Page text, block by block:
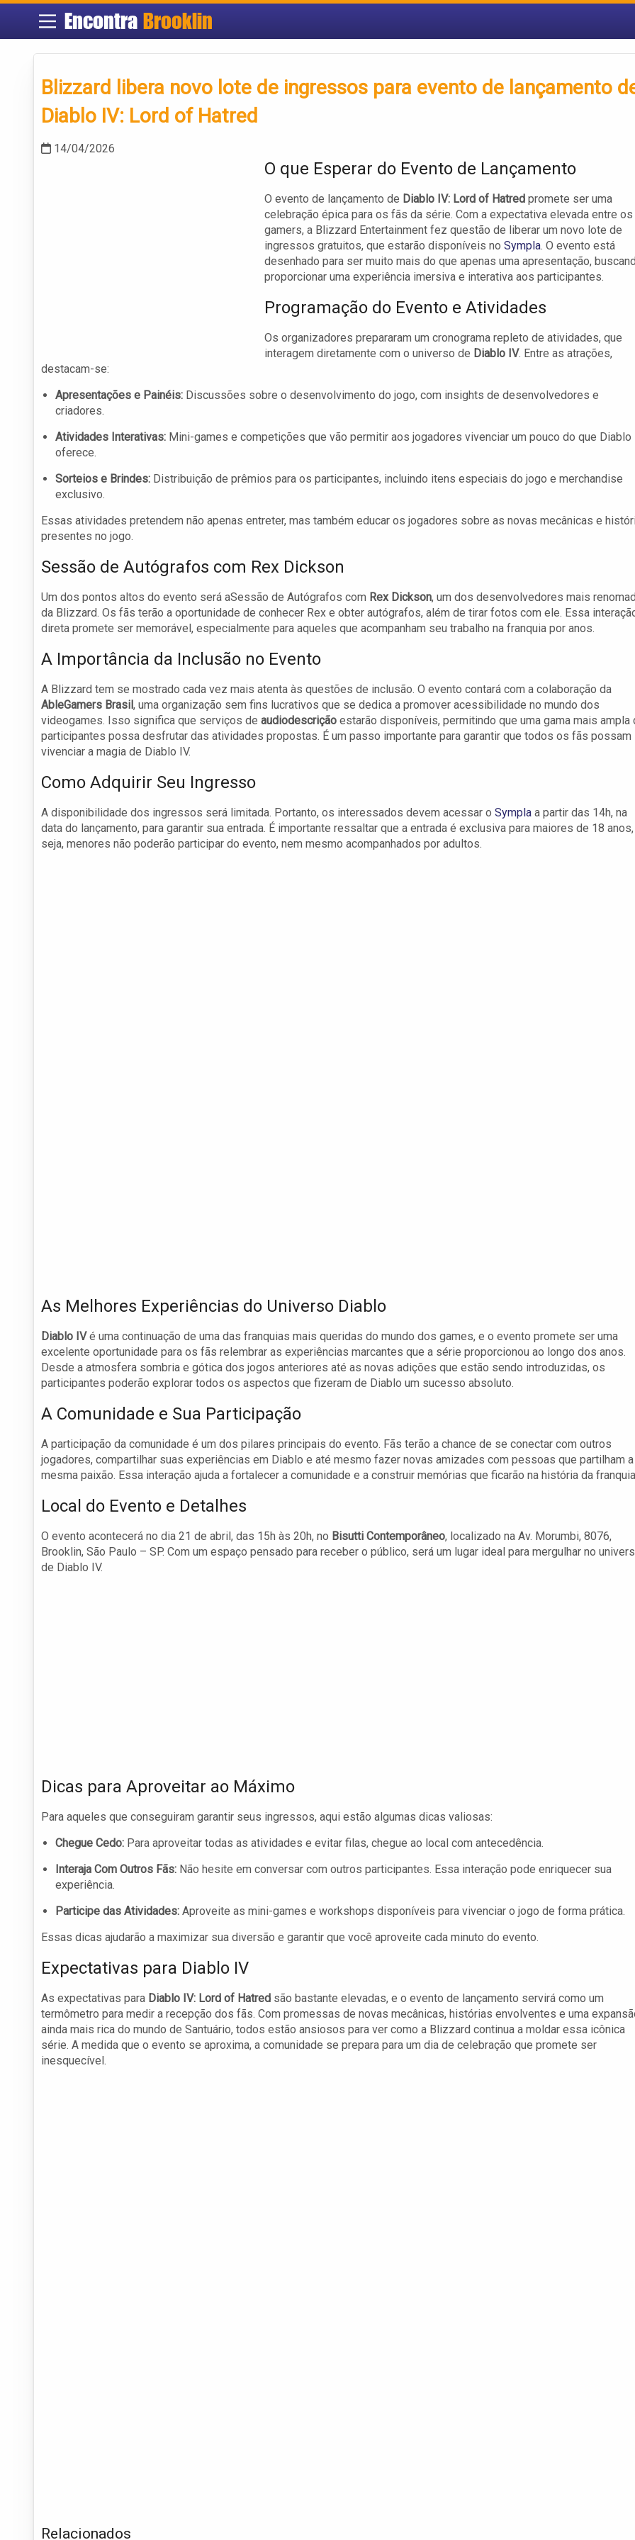
Encontra Brooklin
Blizzard libera novo lote de ingressos para evento de lançamento
Diablo IV: Lord of Hatred
14/04/2026
O que Esperar do Evento de Lançamento
O evento de lançamento de Diablo IV: Lord of Hatred promete ser uma
celebração épica para os fãs da série. Com a expectativa elevada entre os
gamers, a Blizzard Entertainment fez questão de liberar um novo lote de
ingressos gratuitos, que estarão disponíveis no Sympla. O evento está
desenhado para ser muito mais do que apenas uma apresentação,
proporcionar uma experiência imersiva e interativa aos participantes.
Programação do Evento e Atividades
Os organizadores prepararam um cronograma repleto de atividades, que
interagem diretamente com o universo de Diablo IV. Entre as atrações,
destacam-se:
Apresentações e Painéis: Discussões sobre o desenvolvimento do jogo, com insights de desenvolvedores e
criadores.
Atividades Interativas: Mini-games e competições que vão permitir aos jogadores vivenciar um pouco do que Diablo
oferece.
Sorteios e Brindes: Distribuição de prêmios para os participantes, incluindo itens especiais do jogo e merchandise
exclusivo.
Essas atividades pretendem não apenas entreter, mas também educar os jogadores sobre as novas mecânicas e
presentes no jogo.
Sessão de Autógrafos com Rex Dickson
Um dos pontos altos do evento será aSessão de Autógrafos com Rex Dickson, um dos desenvolvedores mais
da Blizzard. Os fãs terão a oportunidade de conhecer Rex e obter autógrafos, além de tirar fotos com ele. Essa
direta promete ser memorável, especialmente para aqueles que acompanham seu trabalho na franquia por anos.
A Importância da Inclusão no Evento
A Blizzard tem se mostrado cada vez mais atenta às questões de inclusão. O evento contará com a colaboração da
AbleGamers Brasil , uma organização sem fins lucrativos que se dedica a promover acessibilidade no mundo dos
videogames. Isso significa que serviços de audiodescrição estarão disponíveis, permitindo que uma gama mais ampla
participantes possa desfrutar das atividades propostas. É um passo importante para garantir que todos os fãs possam
vivenciar a magia de Diablo IV.
Como Adquirir Seu Ingresso
A disponibilidade dos ingressos será limitada. Portanto, os interessados devem acessar o Sympla a partir das 14h, na
data do lançamento, para garantir sua entrada. É importante ressaltar que a entrada é exclusiva para maiores de 18
seja, menores não poderão participar do evento, nem mesmo acompanhados por adultos.
As Melhores Experiências do Universo Diablo
Diablo IVé uma continuação de uma das franquias mais queridas do mundo dos games, e o evento promete ser uma
excelente oportunidade para os fãs relembrar as experiências marcantes que a série proporcionou ao longo dos anos.
Desde a atmosfera sombria e gótica dos jogos anteriores até as novas adições que estão sendo introduzidas, os
participantes poderão explorar todos os aspectos que fizeram de Diablo um sucesso absoluto.
A Comunidade e Sua Participação
A participação da comunidade é um dos pilares principais do evento. Fãs terão a chance de se conectar com outros
jogadores, compartilhar suas experiências em Diablo e até mesmo fazer novas amizades com pessoas que partilham a
mesma paixão. Essa interação ajuda a fortalecer a comunidade e a construir memórias que ficarão na história da
Local do Evento e Detalhes
O evento acontecerá no dia 21 de abril, das 15h às 20h, no Bisutti Contemporâneo, localizado na Av. Morumbi, 8076,
Brooklin, São Paulo – SP. Com um espaço pensado para receber o público, será um lugar ideal para mergulhar no
de Diablo IV.
Dicas para Aproveitar ao Máximo
Para aqueles que conseguiram garantir seus ingressos, aqui estão algumas dicas valiosas:
Chegue Cedo: Para aproveitar todas as atividades e evitar filas, chegue ao local com antecedência.
Interaja Com Outros Fãs: Não hesite em conversar com outros participantes. Essa interação pode enriquecer sua
experiência.
Participe das Atividades: Aproveite as mini-games e workshops disponíveis para vivenciar o jogo de forma prática.
Essas dicas ajudarão a maximizar sua diversão e garantir que você aproveite cada minuto do evento.
Expectativas para Diablo IV
As expectativas para Diablo IV: Lord of Hatred são bastante elevadas, e o evento de lançamento servirá como um
termômetro para medir a recepção dos fãs. Com promessas de novas mecânicas, histórias envolventes e uma
ainda mais rica do mundo de Santuário, todos estão ansiosos para ver como a Blizzard continua a moldar essa icônica
série. A medida que o evento se aproxima, a comunidade se prepara para um dia de celebração que promete ser
inesquecível.
Relacionados